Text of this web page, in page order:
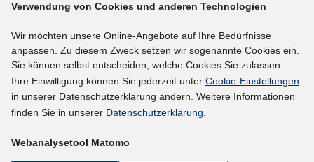
Barrieren melden
Social-Media-Kanäle
BlueSky
LinkedIn
kununu
Verwendung von Cookies und anderen Technologien
Wir möchten unsere Online-Angebote auf Ihre Bedürfnisse
anpassen. Zu diesem Zweck setzen wir sogenannte Cookies ein.
Sie können selbst entscheiden, welche Cookies Sie zulassen.
Ihre Einwilligung können Sie jederzeit unter Cookie-Einstellungen
in unserer Datenschutzerklärung ändern. Weitere Informationen
finden Sie in unserer Datenschutzerklärung.
Webanalysetool Matomo